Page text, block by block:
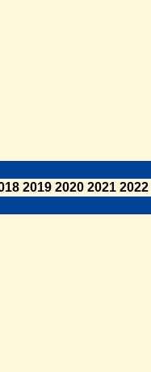
2019 2020 2021 2022